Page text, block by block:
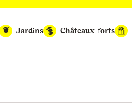
Jardins Châteaux-forts